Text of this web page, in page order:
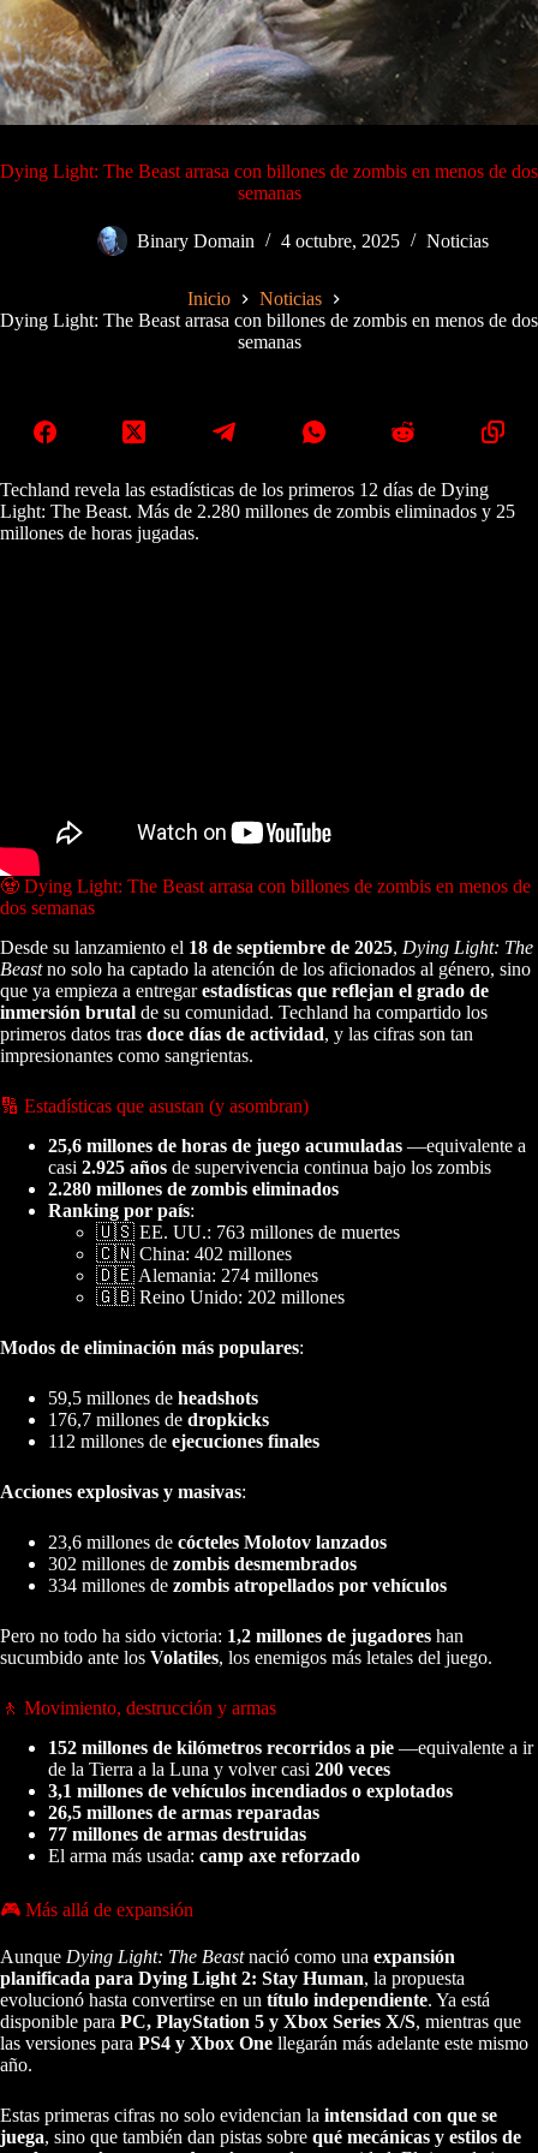
Dying Light: The Beast arrasa con billones de zombis en menos de dos
semanas
Binary Domain 4 octubre, 2025 Noticias
Inicio
Noticias
Dying Light: The Beast arrasa con billones de zombis en menos de dos
semanas
Techland revela las estadísticas de los primeros 12 días de Dying
Light: The Beast. Más de 2.280 millones de zombis eliminados y 25
millones de horas jugadas.
🧟 Dying Light: The Beast arrasa con billones de zombis en menos de
dos semanas
Desde su lanzamiento el 18 de septiembre de 2025, Dying Light: The
Beastno solo ha captado la atención de los aficionados al género, sino
que ya empieza a entregarestadísticas que reflejan el grado de
inmersión brutal de su comunidad. Techland ha compartido los
primeros datos tras doce días de actividad, y las cifras son tan
impresionantes como sangrientas.
🔢 Estadísticas que asustan (y asombran)
25,6 millones de horas de juego acumuladas —equivalente a
casi 2.925 años de supervivencia continua bajo los zombis
2.280 millones de zombis eliminados
Ranking por país:
🇺🇸 EE. UU.: 763 millones de muertes
🇨🇳 China: 402 millones
🇩🇪 Alemania: 274 millones
🇬🇧 Reino Unido: 202 millones
Modos de eliminación más populares:
59,5 millones de headshots
176,7 millones de dropkicks
112 millones de ejecuciones finales
Acciones explosivas y masivas:
23,6 millones de cócteles Molotov lanzados
302 millones de zombis desmembrados
334 millones de zombis atropellados por vehículos
Pero no todo ha sido victoria: 1,2 millones de jugadores han
sucumbido ante los Volatiles, los enemigos más letales del juego.
🚶 Movimiento, destrucción y armas
152 millones de kilómetros recorridos a pie —equivalente a ir
de la Tierra a la Luna y volver casi 200 veces
3,1 millones de vehículos incendiados o explotados
26,5 millones de armas reparadas
77 millones de armas destruidas
El arma más usada: camp axe reforzado
🎮 Más allá de expansión
Aunque Dying Light: The Beastnació como una expansión
planificada para Dying Light 2: Stay Human, la propuesta
evolucionó hasta convertirse en un título independiente. Ya está
disponible para PC, PlayStation 5 y Xbox Series X/S, mientras que
las versiones para PS4 y Xbox One llegarán más adelante este mismo
año.
Estas primeras cifras no solo evidencian la intensidad con que se
juega, sino que también dan pistas sobre qué mecánicas y estilos de